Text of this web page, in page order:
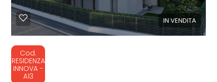
IN VENDITA
Cod.
RESIDENZA
INNOVA -
A13